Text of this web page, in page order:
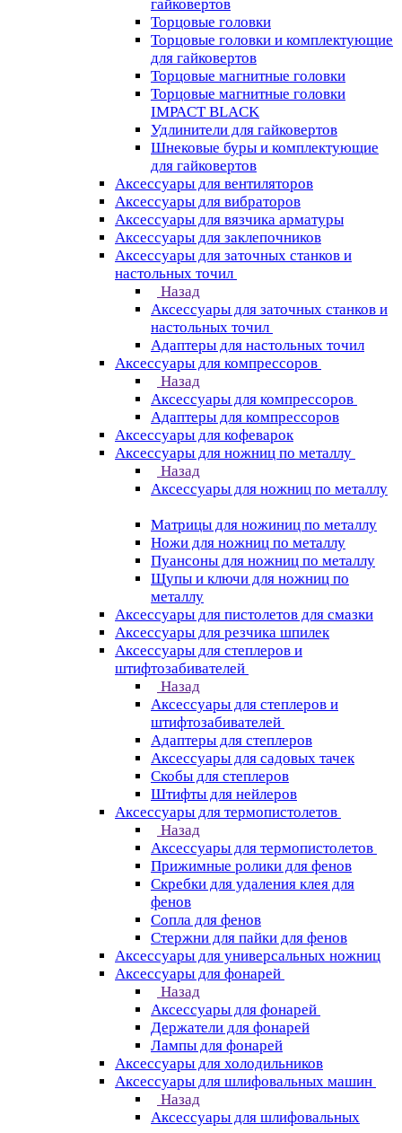
гайковертов
Торцовые головки
Торцовые головки и комплектующие
для гайковертов
Торцовые магнитные головки
Торцовые магнитные головки
IMPACT BLACK
Удлинители для гайковертов
Шнековые буры и комплектующие
для гайковертов
Аксессуары для вентиляторов
Аксессуары для вибраторов
Аксессуары для вязчика арматуры
Аксессуары для заклепочников
Аксессуары для заточных станков и
настольных точил
Назад
Аксессуары для заточных станков и
настольных точил
Адаптеры для настольных точил
Аксессуары для компрессоров
Назад
Аксессуары для компрессоров
Адаптеры для компрессоров
Аксессуары для кофеварок
Аксессуары для ножниц по металлу
Назад
Аксессуары для ножниц по металлу
Матрицы для ножиниц по металлу
Ножи для ножниц по металлу
Пуансоны для ножниц по металлу
Щупы и ключи для ножниц по
металлу
Аксессуары для пистолетов для смазки
Аксессуары для резчика шпилек
Аксессуары для степлеров и
штифтозабивателей
Назад
Аксессуары для степлеров и
штифтозабивателей
Адаптеры для степлеров
Аксессуары для садовых тачек
Скобы для степлеров
Штифты для нейлеров
Аксессуары для термопистолетов
Назад
Аксессуары для термопистолетов
Прижимные ролики для фенов
Скребки для удаления клея для
фенов
Сопла для фенов
Стержни для пайки для фенов
Аксессуары для универсальных ножниц
Аксессуары для фонарей
Назад
Аксессуары для фонарей
Держатели для фонарей
Лампы для фонарей
Аксессуары для холодильников
Аксессуары для шлифовальных машин
Назад
Аксессуары для шлифовальных